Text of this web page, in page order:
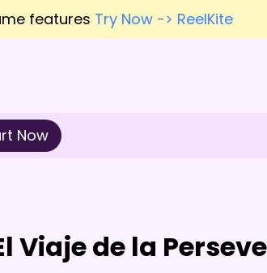
features Try Now -> ReelKite
Now
Viaje de la